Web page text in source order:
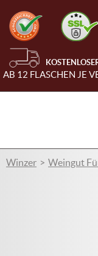
AB 12 FLASCHEN JE
Winzer Weingut